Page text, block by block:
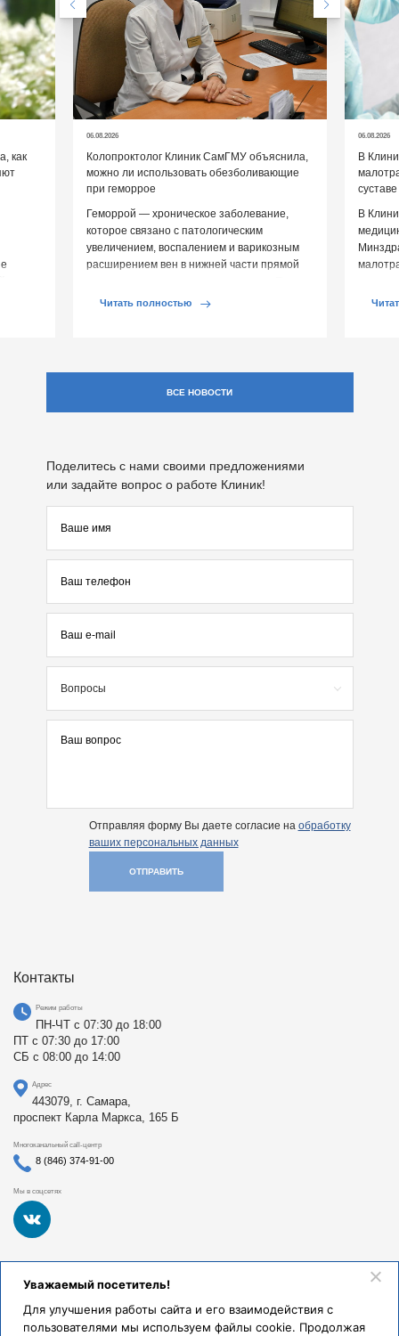
как
06.08.2026
Колопроктолог Клиник СамГМУ объяснила,
можно ли использовать обезболивающие
при геморрое
Геморрой — хроническое заболевание,
которое связано с патологическим
увеличением, воспалением и варикозным
расширением вен в нижней части прямой
обострении […]
Читать полностью
06.08.2026
В
суставе
В
ВСЕ НОВОСТИ
Поделитесь с нами своими предложениями
или задайте вопрос о работе Клиник!
Вопросы
Отправляя форму Вы даете согласие на обработку
ваших персональных данных
ОТПРАВИТЬ
Контакты
Режим работы
ПН-ЧТ с 07:30 до 18:00
ПТ с 07:30 до 17:00
СБ с 08:00 до 14:00
Адрес
443079, г. Самара,
проспект Карла Маркса, 165 Б
Многоканальный call-центр
8 (846) 374-91-00
Мы в соцсетях
Федеральное государственное бюджетное образовательное
учреждение высшего образования «Самарский
здравоохранения Российской Федерации». Клиники СамГМУ
были основаны в 1930 году.
Уважаемый посетитель!
Для улучшения работы сайта и его взаимодействия с
пользователями мы используем файлы cookie. Продолжая